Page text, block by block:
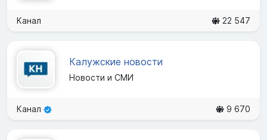
Канал 22 547
Калужские новости
Новости и СМИ
Канал 9 670